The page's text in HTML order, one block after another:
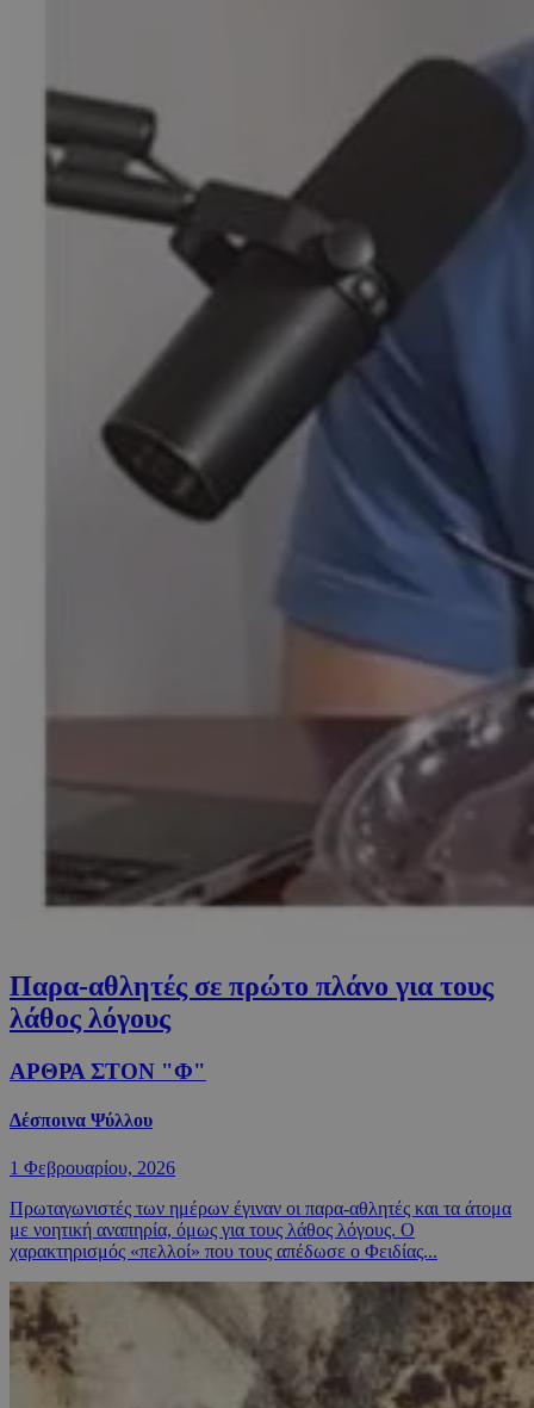
Παρα-αθλητές σε πρώτο πλάνο για τους
λάθος λόγους
ΑΡΘΡΑ ΣΤΟΝ "Φ"
Δέσποινα Ψύλλου
1 Φεβρουαρίου, 2026
Πρωταγωνιστές των ημέρων έγιναν οι παρα-αθλητές και τα άτομα
με νοητική αναπηρία, όμως για τους λάθος λόγους. Ο
χαρακτηρισμός «πελλοί» που τους απέδωσε ο Φειδίας...